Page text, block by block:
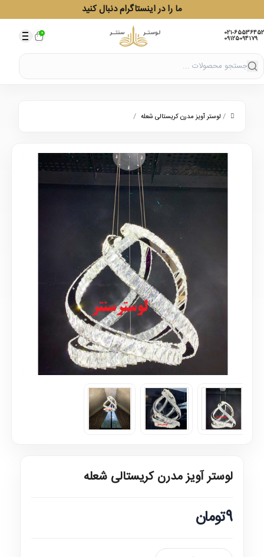
ما را در اینستاگرام دنبال کنید
021-65536452
09125094179
0
/ لوستر آویز مدرن کریستالی شعله /
لوستر آویز مدرن کریستالی شعله
9تومان